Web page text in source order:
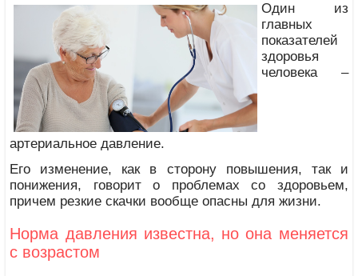
Один из
главных
показателей
здоровья
человека –
артериальное давление.
Его изменение, как в сторону повышения, так и
понижения, говорит о проблемах со здоровьем,
причем резкие скачки вообще опасны для жизни.
Норма давления известна, но она меняется
с возрастом